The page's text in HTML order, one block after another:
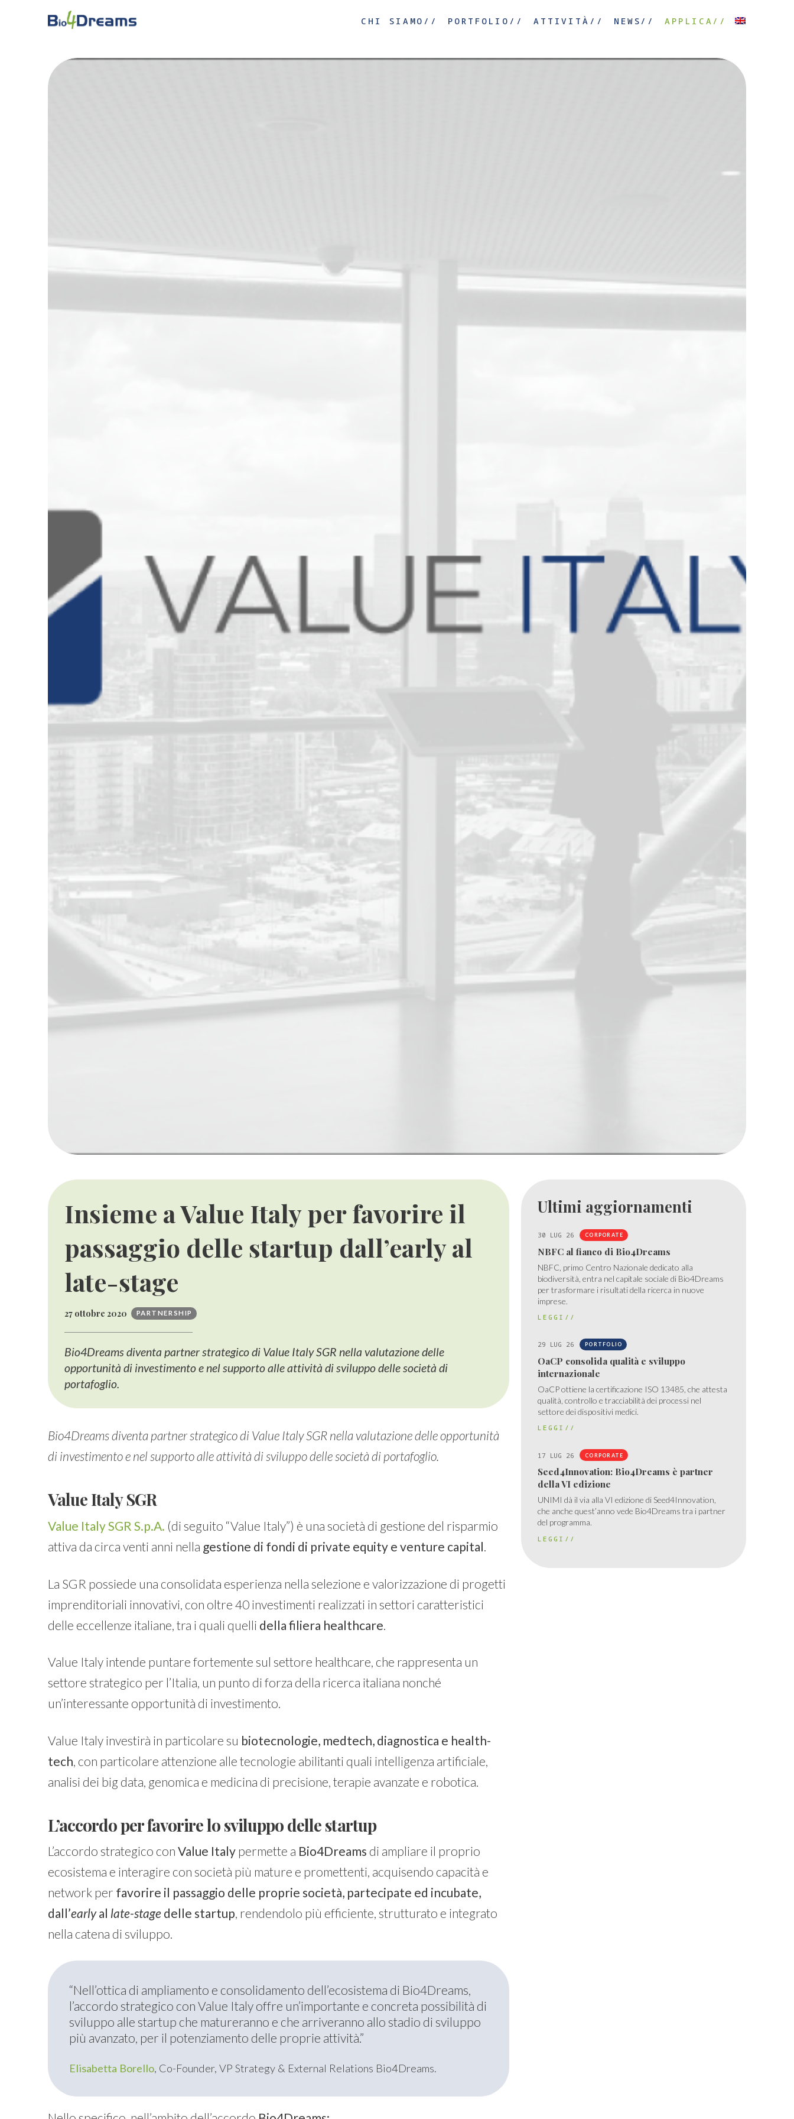
CHI SIAMO// PORTFOLIO// ATTIVITÀ// NEWS// APPLICA//
Insieme a Value Italy per favorire il
passaggio delle startup dall’early al
late-stage
27 ottobre 2020 PARTNERSHIP
Bio4Dreams diventa partner strategico di Value Italy SGR nella valutazione delle
opportunità di investimento e nel supporto alle attività di sviluppo delle società di
portafoglio.
Bio4Dreams diventa partner strategico di Value Italy SGR nella valutazione delle opportunità
di investimento e nel supporto alle attività di sviluppo delle società di portafoglio.
Value Italy SGR
Value Italy SGR S.p.A. (di seguito “Value Italy”) è una società di gestione del risparmio
attiva da circa venti anni nella gestione di fondi di private equity e venture capital.
La SGR possiede una consolidata esperienza nella selezione e valorizzazione di progetti
imprenditoriali innovativi, con oltre 40 investimenti realizzati in settori caratteristici
delle eccellenze italiane, tra i quali quelli della filiera healthcare
Value Italy intende puntare fortemente sul settore healthcare, che rappresenta un
settore strategico per l’Italia, un punto di forza della ricerca italiana nonché
un’interessante opportunità di investimento.
Value Italy investirà in particolare su biotecnologie, medtech, diagnostica e health-
tech , con particolare attenzione alle tecnologie abilitanti quali intelligenza artificiale,
analisi dei big data, genomica e medicina di precisione, terapie avanzate e robotica.
L’accordo per favorire lo sviluppo delle startup
L’accordo strategico con Value Italypermette a Bio4Dreams di ampliare il proprio
ecosistema e interagire con società più mature e promettenti, acquisendo capacità e
network per favorire il passaggio delle proprie società, partecipate ed incubate,
dall’earlyal late-stagedelle startup, rendendolo più efficiente, strutturato e integrato
nella catena di sviluppo.
“Nell’ottica di ampliamento e consolidamento dell’ecosistema di Bio4Dreams,
l’accordo strategico con Value Italy offre un’importante e concreta possibilità di
sviluppo alle startup che matureranno e che arriveranno allo stadio di sviluppo
più avanzato, per il potenziamento delle proprie attività.”
Elisabetta Borello, Co-Founder, VP Strategy & External Relations Bio4Dreams.
Ultimi aggiornamenti
30 LUG 26 CORPORATE
NBFC al fianco di Bio4Dreams
NBFC, primo Centro Nazionale dedicato alla
biodiversità, entra nel capitale sociale di Bio4Dreams
per trasformare i risultati della ricerca in nuove
imprese.
LEGGI//
29 LUG 26 PORTFOLIO
OaCP consolida qualità e sviluppo
internazionale
OaCP ottiene la certificazione ISO 13485, che attesta
qualità, controllo e tracciabilità dei processi nel
settore dei dispositivi medici.
LEGGI//
17 LUG 26 CORPORATE
Seed4Innovation: Bio4Dreams è partner
della VI edizione
UNIMI dà il via alla VI edizione di Seed4Innovation,
che anche quest’anno vede Bio4Dreams tra i partner
del programma.
LEGGI//